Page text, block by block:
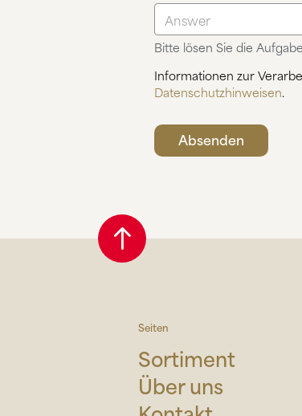
Bitte lösen Sie die
Informationen zur
Datenschutzhinweisen.
Seiten
Sortiment
Über uns